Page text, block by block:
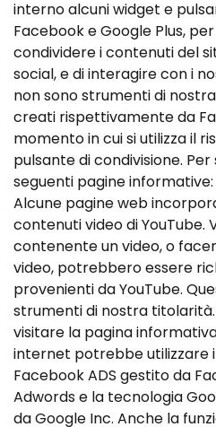
interno alcuni widget e
Facebook e Google Plus,
condividere i contenuti del
social, e di interagire con i
non sono strumenti di
creati rispettivamente da
momento in cui si utilizza il
pulsante di condivisione.
seguenti pagine
Alcune pagine web
contenuti video di YouTube.
contenente un video, o
video, potrebbero essere
provenienti da YouTube.
strumenti di nostra
visitare la pagina
internet potrebbe utilizzare
Facebook ADS gestito da
Adwords e la tecnologia
da Google Inc. Anche la